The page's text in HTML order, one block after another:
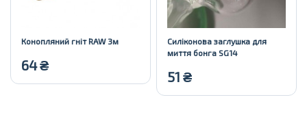
Конопляний гніт RAW 3м
64₴
Силіконова заглушка для
миття бонга SG14
51 ₴